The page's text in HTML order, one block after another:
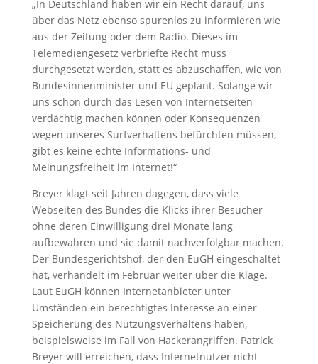
„In Deutschland haben wir ein Recht darauf, uns
über das Netz ebenso spurenlos zu informieren wie
aus der Zeitung oder dem Radio. Dieses im
Telemediengesetz verbriefte Recht muss
durchgesetzt werden, statt es abzuschaffen, wie von
Bundesinnenminister und EU geplant. Solange wir
uns schon durch das Lesen von Internetseiten
verdächtig machen können oder Konsequenzen
wegen unseres Surfverhaltens befürchten müssen,
gibt es keine echte Informations- und
Meinungsfreiheit im Internet!“
Breyer klagt seit Jahren dagegen, dass viele
Webseiten des Bundes die Klicks ihrer Besucher
ohne deren Einwilligung drei Monate lang
aufbewahren und sie damit nachverfolgbar machen.
Der Bundesgerichtshof, der den EuGH eingeschaltet
hat, verhandelt im Februar weiter über die Klage.
Laut EuGH können Internetanbieter unter
Umständen ein berechtigtes Interesse an einer
Speicherung des Nutzungsverhaltens haben,
beispielsweise im Fall von Hackerangriffen. Patrick
Breyer will erreichen, dass Internetnutzer nicht